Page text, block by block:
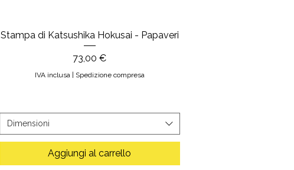
Stampa di Katsushika Hokusai - Papaveri
Prezzo
73,00 €
IVA inclusa | Spedizione compresa
Dimensioni
Aggiungi al carrello